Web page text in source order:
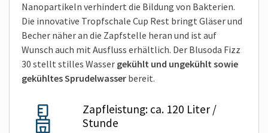
Nanopartikeln verhindert die Bildung von Bakterien.
Die innovative Tropfschale Cup Rest bringt Gläser und
Becher näher an die Zapfstelle heran und ist auf
Wunsch auch mit Ausfluss erhältlich. Der Blusoda Fizz
30 stellt stilles Wasser gekühlt und ungekühlt sowie
gekühltes Sprudelwasser bereit.
Zapfleistung: ca. 120 Liter /
Stunde